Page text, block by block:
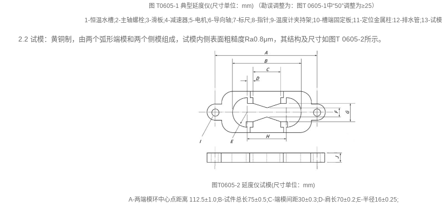
图 T0605-1 典型延度仪(尺寸单位：mm) （勘误调整为：图T 0605-1中“50”调整为≥25）
1-恒温水槽;2-主轴螺栓;3-滑板;4-减速器;5-电机;6-导向轴;7-标尺;8-指针;9-温度计夹持架;10-槽端固定板;11-定位金属柱:12-排水管;13-试模
2.2 试模：黄铜制，由两个弧形端模和两个侧模组成，试模内侧表面粗糙度Ra0.8μm，其结构及尺寸如图T 0605-2所示。
图T0605-2 延度仪试模(尺寸单位：mm)
A-两端模环中心点距离 112.5±1.0;B-试件总长75±0.5;C-端模间距30±0.3;D-肩长70±0.2;E-半径16±0.25;